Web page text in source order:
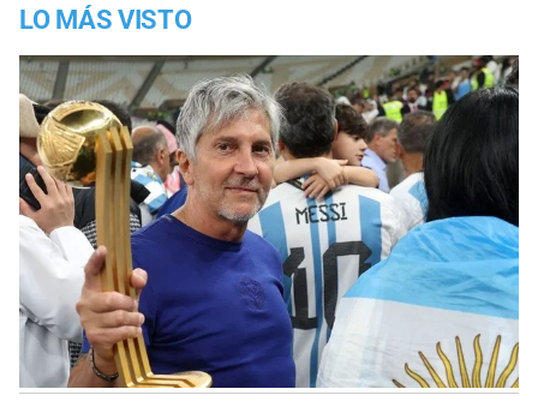
LO MÁS VISTO